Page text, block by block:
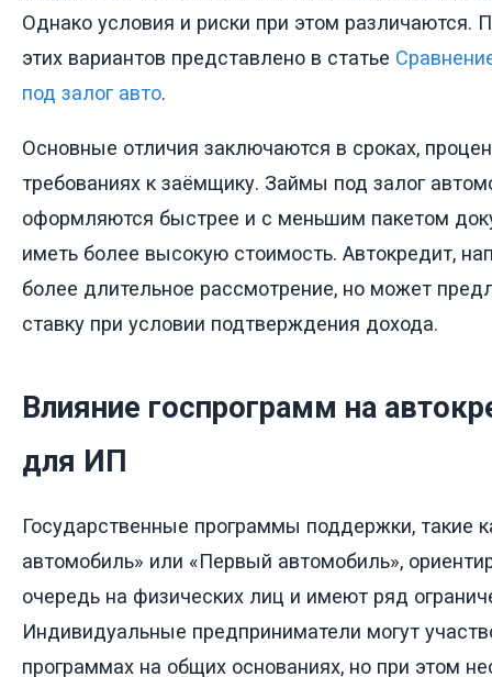
Однако условия и риски при этом различаются.
этих вариантов представлено в статье
под залог авто.
Основные отличия заключаются в сроках,
требованиях к заёмщику. Займы под залог
оформляются быстрее и с меньшим пакетом
иметь более высокую стоимость. Автокредит,
более длительное рассмотрение, но может
ставку при условии подтверждения дохода.
Влияние госпрограмм на
для ИП
Государственные программы поддержки, такие
автомобиль» или «Первый автомобиль»,
очередь на физических лиц и имеют ряд
Индивидуальные предприниматели могут
программах на общих основаниях, но при этом